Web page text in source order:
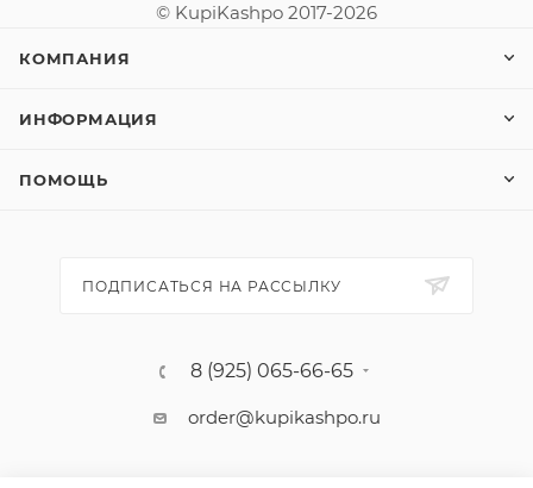
© KupiKashpo 2017-2026
КОМПАНИЯ
ИНФОРМАЦИЯ
ПОМОЩЬ
ПОДПИСАТЬСЯ НА РАССЫЛКУ
8 (925) 065-66-65
order@kupikashpo.ru